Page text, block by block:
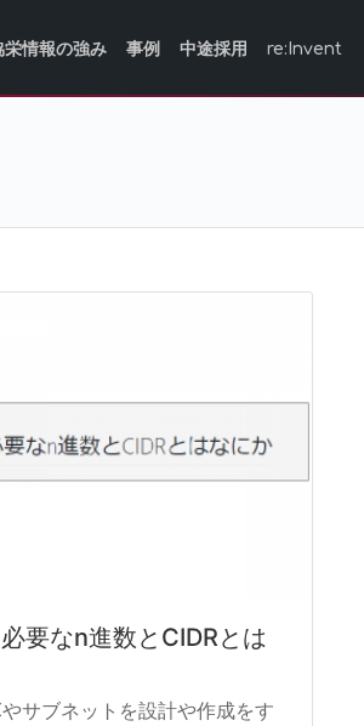
栄情報の強み 事例 中途採用 re:Invent
要なn進数とCIDRとは
サブネットを設計や作成をす